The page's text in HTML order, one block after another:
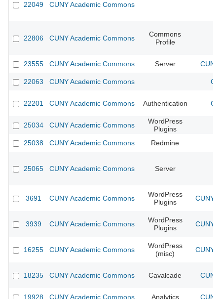
22049 CUNY Academic Commons
22806 CUNY Academic Commons
Commons
Profile
23555 CUNY Academic Commons Server
22063 CUNY Academic Commons
22201 CUNY Academic Commons Authentication
25034 CUNY Academic Commons
WordPress
Plugins
25038
CUNY Academic Commons Redmine
25065 CUNY Academic Commons Server
3691 CUNY Academic Commons
WordPress
Plugins
CUNY
3939 CUNY Academic Commons
WordPress
Plugins
CUNY
16255 CUNY Academic Commons
WordPress
(misc)
CUNY
18235 CUNY Academic Commons Cavalcade
19928 CUNY Academic Commons Analytics